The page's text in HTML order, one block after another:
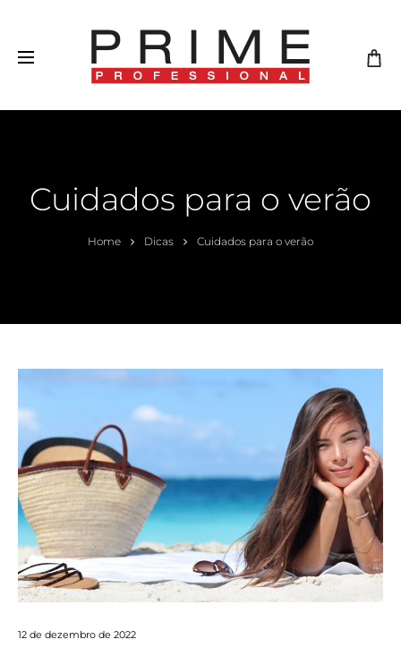
Cuidados para o verão
Home Dicas Cuidados para o verão
12 de dezembro de 2022